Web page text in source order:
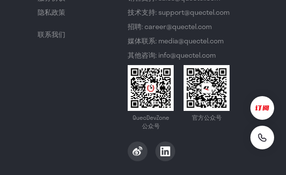
隐私政策
联系我们
技术支持: support@quectel.com
招聘: career@quectel.com
媒体联系: media@quectel.com
其他咨询: info@quectel.com
QuecDevZone
公众号
官方公众号